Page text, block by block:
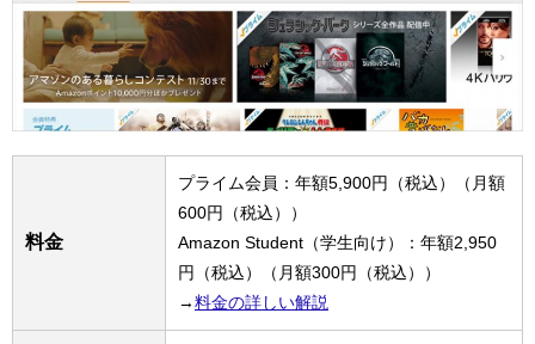
料金
プライム会員：年額5,900円（税込）（月額
600円（税込））
Amazon Student（学生向け）：年額2,950
円（税込）（月額300円（税込））
→料金の詳しい解説